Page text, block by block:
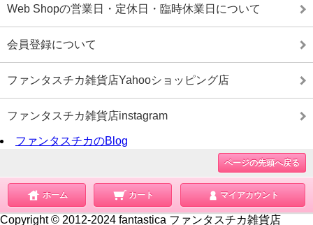
Web Shopの営業日・定休日・臨時休業日について
会員登録について
ファンタスチカ雑貨店Yahooショッピング店
ファンタスチカ雑貨店instagram
ファンタスチカのBlog
ページの先頭へ戻る
ホーム カート マイアカウント
Copyright © 2012-2024 fantastica ファンタスチカ雑貨店